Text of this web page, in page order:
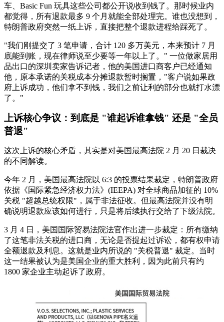
车、Basic Fun 玩具这些公司都公开说收到钱了。那时候业内
都觉得，所有退款最多 9 个月就能全部处理完。谁也没想到，
特朗普政府突然一纸上诉，直接把整个退款进程给踩死了。
"我们刚提交了 3 笔申请，合计 120 多万美元，本来预计 7 月
底能到账，现在律师说至少要等一年以上了。" 一位做家居用
品出口的深圳卖家告诉记者，他的美国进口商客户已经通知
他，原本承诺的关税成本分摊退款暂时搁置，"客户说如果政
府上诉成功，他们拿不到钱，我们之前让利的部分也就打水漂
了。"
上诉核心争议：到底是 "谁起诉谁拿钱" 还是 "全员
普退"
这次上诉的核心矛盾，其实是对美国最高法院 2 月 20 日裁决
的不同解读。
今年 2 月，美国最高法院以 6:3 的投票结果裁定，特朗普政府
依据《国际紧急经济权力法》(IEEPA) 对全球商品加征的 10%
关税 "超越总统权限"，属于非法征收。但最高法院并没有明
确说明退款应该如何进行，只是将后续执行交给了下级法院。
3 月 4 日，美国国际贸易法院法官作出进一步裁定：所有缴纳
了这笔非法关税的进口商，无论是否提起过诉讼，都有权申请
全额退款及利息。这就是业内所说的 "关税普退" 裁定。当时
这一结果被认为是美国企业的重大胜利，因为此前只有约
1800 家企业主动起诉了政府。